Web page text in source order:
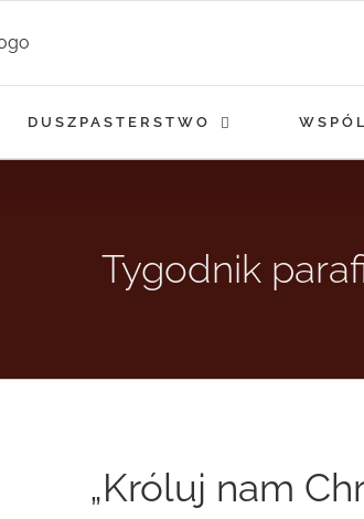
DUSZPASTERSTWO
Tygodnik
„Króluj nam